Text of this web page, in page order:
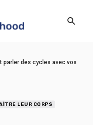
parler des cycles avec vos
LEUR CORPS